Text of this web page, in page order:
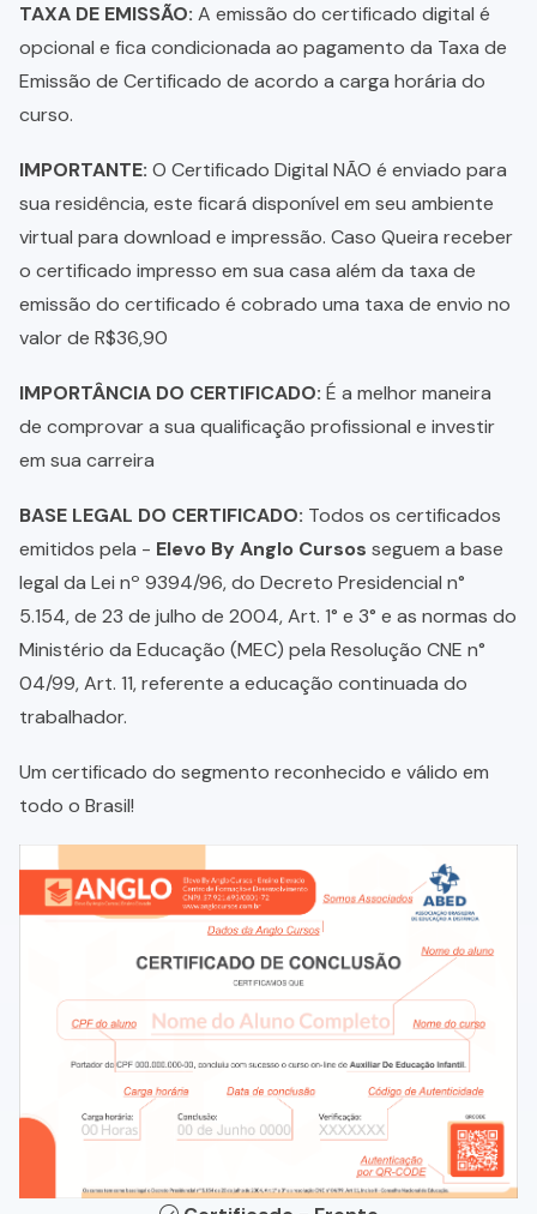
TAXA DE EMISSÃO: A emissão do certificado digital é
opcional e fica condicionada ao pagamento da Taxa de
Emissão de Certificado de acordo a carga horária do
curso.
IMPORTANTE: O Certificado Digital NÃO é enviado para
sua residência, este ficará disponível em seu ambiente
virtual para download e impressão. Caso Queira receber
o certificado impresso em sua casa além da taxa de
emissão do certificado é cobrado uma taxa de envio no
valor de R$36,90
IMPORTÂNCIA DO CERTIFICADO: É a melhor maneira
de comprovar a sua qualificação profissional e investir
em sua carreira
BASE LEGAL DO CERTIFICADO: Todos os certificados
emitidos pela - Elevo By Anglo Cursos seguem a base
legal da Lei nº 9394/96, do Decreto Presidencial n°
5.154, de 23 de julho de 2004, Art. 1° e 3° e as normas do
Ministério da Educação (MEC) pela Resolução CNE n°
04/99, Art. 11, referente a educação continuada do
trabalhador.
Um certificado do segmento reconhecido e válido em
todo o Brasil!